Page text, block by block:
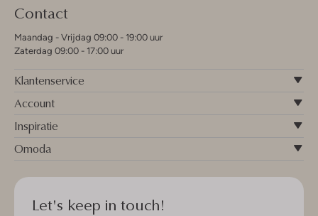
Contact
Maandag - Vrijdag 09:00 - 19:00 uur
Zaterdag 09:00 - 17:00 uur
Klantenservice
Account
Inspiratie
Omoda
Let's keep in touch!